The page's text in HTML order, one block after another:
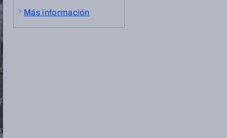
Más información